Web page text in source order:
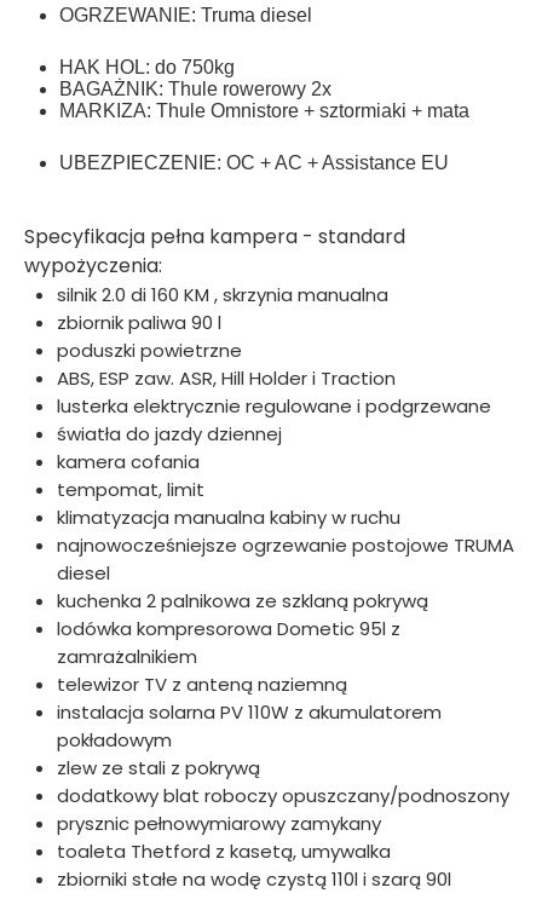
OGRZEWANIE: Truma diesel
HAK HOL: do 750kg
BAGAŻNIK: Thule rowerowy 2x
MARKIZA: Thule Omnistore + sztormiaki + mata
UBEZPIECZENIE: OC + AC + Assistance EU
Specyfikacja pełna kampera - standard
wypożyczenia:
silnik 2.0 di 160 KM , skrzynia manualna
zbiornik paliwa 90 l
poduszki powietrzne
ABS, ESP zaw. ASR, Hill Holder i Traction
lusterka elektrycznie regulowane i podgrzewane
światła do jazdy dziennej
kamera cofania
tempomat, limit
klimatyzacja manualna kabiny w ruchu
najnowocześniejsze ogrzewanie postojowe TRUMA
diesel
kuchenka 2 palnikowa ze szklaną pokrywą
lodówka kompresorowa Dometic 95l z
zamrażalnikiem
telewizor TV z anteną naziemną
instalacja solarna PV 110W z akumulatorem
pokładowym
zlew ze stali z pokrywą
dodatkowy blat roboczy opuszczany/podnoszony
prysznic pełnowymiarowy zamykany
toaleta Thetford z kasetą, umywalka
zbiorniki stałe na wodę czystą 110l i szarą 90l